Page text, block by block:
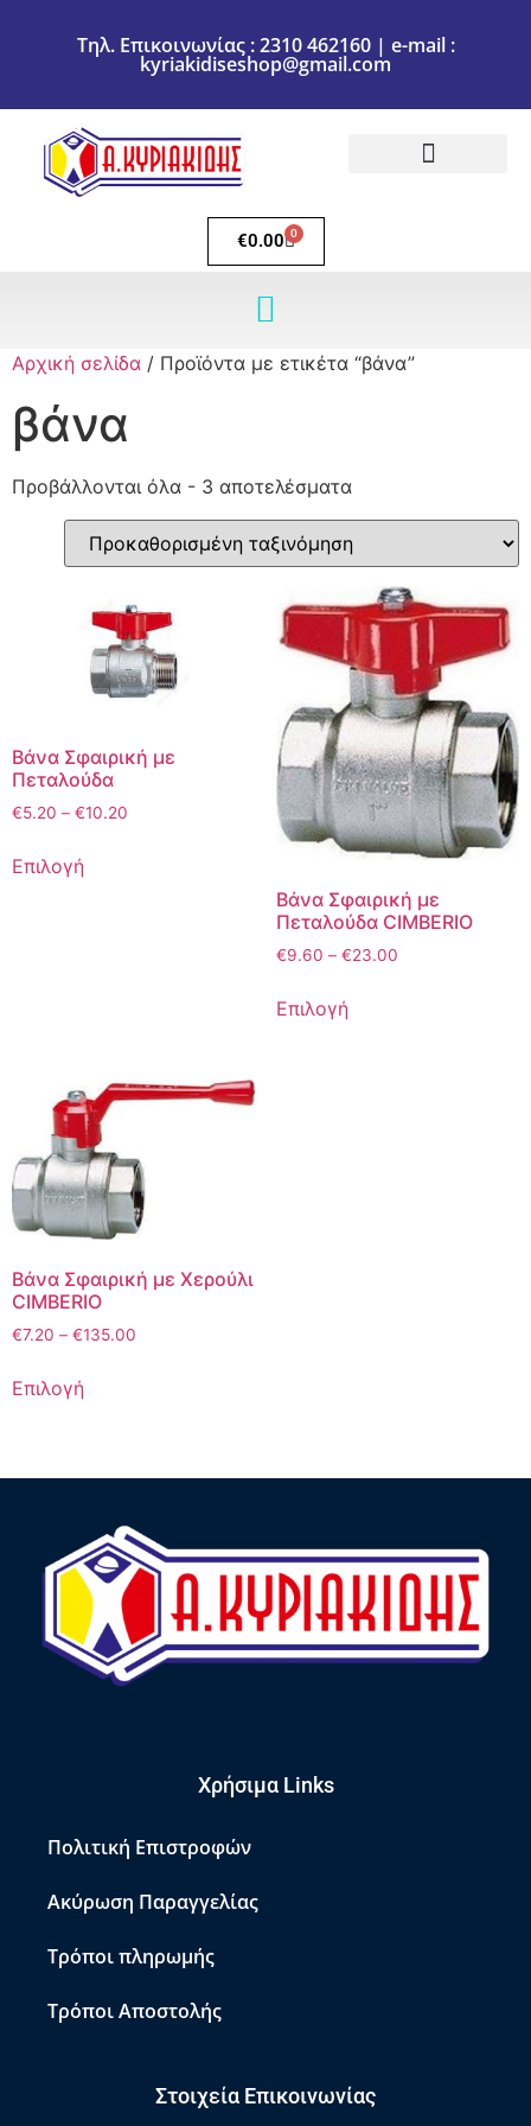
Τηλ. Επικοινωνίας : 2310 462160 | e-mail :
kyriakidiseshop@gmail.com
€0.00 0
Αρχική σελίδα / Προϊόντα με ετικέτα “βάνα”
βάνα
Προβάλλονται όλα - 3 αποτελέσματα
Βάνα Σφαιρική με
Πεταλούδα
€5.20 – €10.20
Επιλογή
Βάνα Σφαιρική με
Πεταλούδα CIMBERIO
€9.60 – €23.00
Επιλογή
Βάνα Σφαιρική με Χερούλι
CIMBERIO
€7.20 – €135.00
Επιλογή
Χρήσιμα Links
Πολιτική Επιστροφών
Ακύρωση Παραγγελίας
Τρόποι πληρωμής
Τρόποι Αποστολής
Στοιχεία Επικοινωνίας